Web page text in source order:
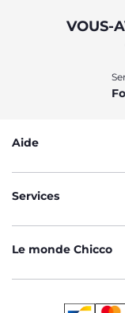
VOUS-
Aide
Services
Le monde Chicco